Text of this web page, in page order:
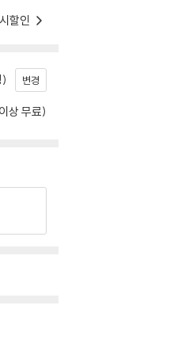
할인
변경
상 무료)